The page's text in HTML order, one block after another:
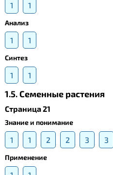
1 1
Анализ
1 1
Синтез
1 1
1.5. Cеменные растения
Страница 21
Знание и понимание
1 1 2 2 3 3
Применение